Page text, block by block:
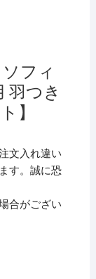
フィ
羽つき
】
文入れ違い
す。誠に恐
合がござい